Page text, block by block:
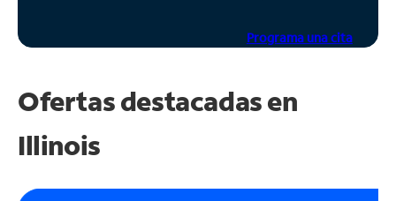
Programa una cita
Ofertas destacadas en
Illinois